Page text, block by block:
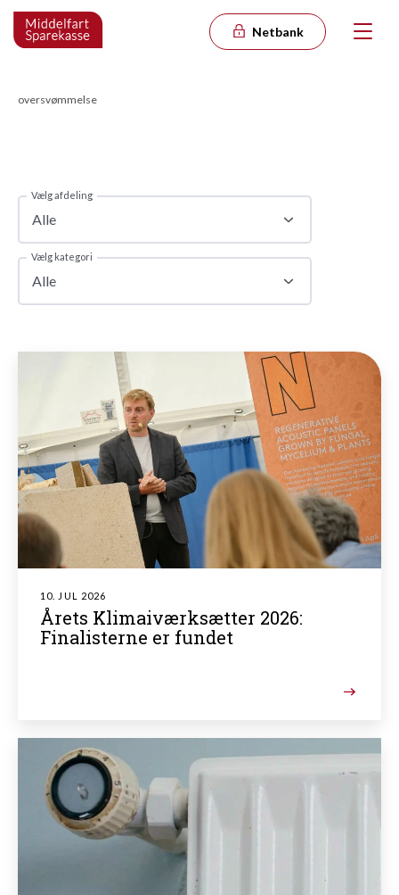
Netbank
oversvømmelse
Vælg afdeling
Alle
Vælg kategori
Alle
10. JUL 2026
Årets Klimaiværksætter 2026:
Finalisterne er fundet